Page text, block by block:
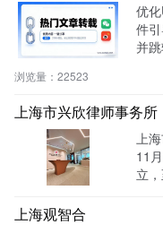
优
件
并
浏览量： 22523
上海市兴欣律师事务所
上
11
立
上海观智合